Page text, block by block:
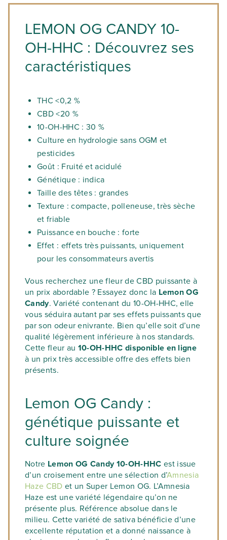
LEMON OG CANDY 10-
OH-HHC : Découvrez ses
caractéristiques
THC <0,2 %
CBD <20 %
10-OH-HHC : 30 %
Culture en hydrologie sans OGM et
pesticides
Goût : Fruité et acidulé
Génétique : indica
Taille des têtes : grandes
Texture : compacte, polleneuse, très sèche
et friable
Puissance en bouche : forte
Effet : effets très puissants, uniquement
pour les consommateurs avertis
Vous recherchez une fleur de CBD puissante à
un prix abordable ? Essayez donc la Lemon OG
Candy. Variété contenant du 10-OH-HHC, elle
vous séduira autant par ses effets puissants que
par son odeur enivrante. Bien qu’elle soit d’une
qualité légèrement inférieure à nos standards.
Cette fleur au 10-OH-HHC disponible en ligne
à un prix très accessible offre des effets bien
présents.
Lemon OG Candy :
génétique puissante et
culture soignée
Notre Lemon OG Candy 10-OH-HHC est issue
d’un croisement entre une sélection d’Amnesia
Haze CBD et un Super Lemon OG. L’Amnesia
Haze est une variété légendaire qu’on ne
présente plus. Référence absolue dans le
milieu. Cette variété de sativa bénéficie d’une
excellente réputation et a donné naissance à